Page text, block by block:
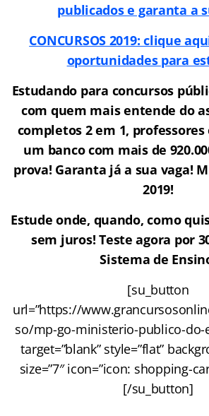
publicados e garanta a
CONCURSOS 2019: clique
oportunidades para
Estudando para concursos
com quem mais entende do
completos 2 em 1,
um banco com mais de
prova! Garanta já a sua vaga!
2019!
Estude onde, quando, como
sem juros! Teste agora por
Sistema de
[su_button
url=”https://
so/mp-go-ministerio-publico-do-
target=”blank” style=”flat”
size=”7″ icon=”icon: shopping-
[/su_button]